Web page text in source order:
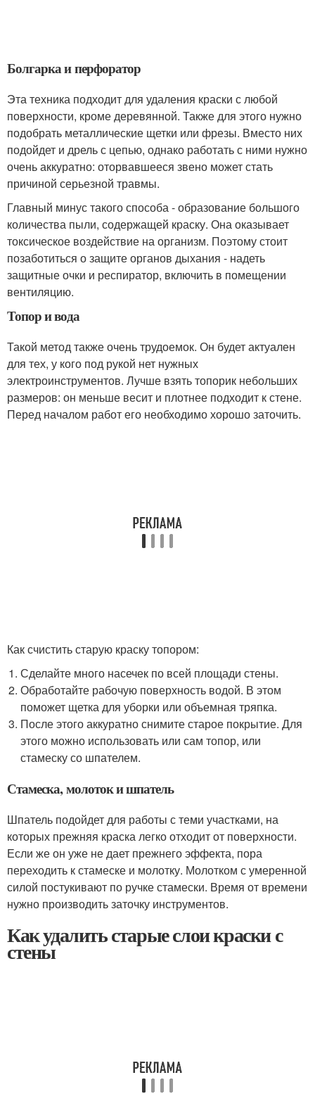
Болгарка и перфоратор
Эта техника подходит для удаления краски с любой
поверхности, кроме деревянной. Также для этого нужно
подобрать металлические щетки или фрезы. Вместо них
подойдет и дрель с цепью, однако работать с ними нужно
очень аккуратно: оторвавшееся звено может стать
причиной серьезной травмы.
Главный минус такого способа - образование большого
количества пыли, содержащей краску. Она оказывает
токсическое воздействие на организм. Поэтому стоит
позаботиться о защите органов дыхания - надеть
защитные очки и респиратор, включить в помещении
вентиляцию.
Топор и вода
Такой метод также очень трудоемок. Он будет актуален
для тех, у кого под рукой нет нужных
электроинструментов. Лучше взять топорик небольших
размеров: он меньше весит и плотнее подходит к стене.
Перед началом работ его необходимо хорошо заточить.
Как счистить старую краску топором:
Сделайте много насечек по всей площади стены.
Обработайте рабочую поверхность водой. В этом
поможет щетка для уборки или объемная тряпка.
После этого аккуратно снимите старое покрытие. Для
этого можно использовать или сам топор, или
стамеску со шпателем.
Стамеска, молоток и шпатель
Шпатель подойдет для работы с теми участками, на
которых прежняя краска легко отходит от поверхности.
Если же он уже не дает прежнего эффекта, пора
переходить к стамеске и молотку. Молотком с умеренной
силой постукивают по ручке стамески. Время от времени
нужно производить заточку инструментов.
Как удалить старые слои краски с
стены